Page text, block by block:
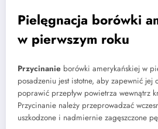
Pielęgnacja borówki
w pierwszym roku
Przycinanie borówki amerykańskiej w
posadzeniu jest istotne, aby zapewnić jej
poprawić przepływ powietrza wewnątrz
Przycinanie należy przeprowadzać
uszkodzone i nadmiernie zagęszczone